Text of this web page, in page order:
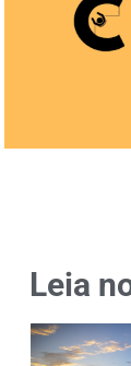
Leia